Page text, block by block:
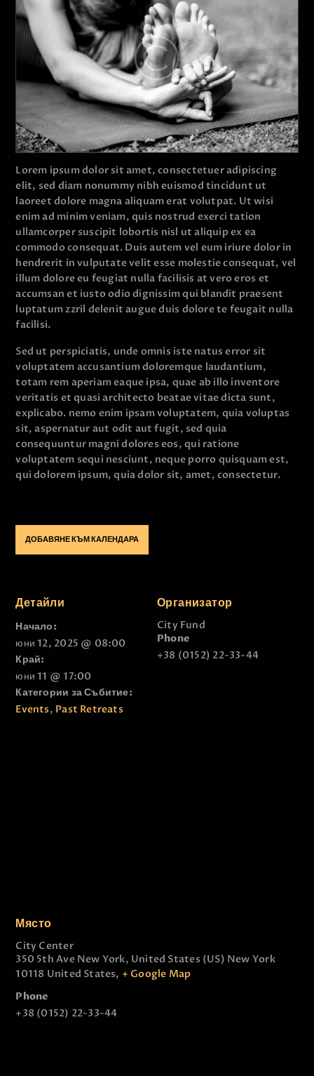
Lorem ipsum dolor sit amet, consectetuer adipiscing
elit, sed diam nonummy nibh euismod tincidunt ut
laoreet dolore magna aliquam erat volutpat. Ut wisi
enim ad minim veniam, quis nostrud exerci tation
ullamcorper suscipit lobortis nisl ut aliquip ex ea
commodo consequat. Duis autem vel eum iriure dolor in
hendrerit in vulputate velit esse molestie consequat, vel
illum dolore eu feugiat nulla facilisis at vero eros et
accumsan et iusto odio dignissim qui blandit praesent
luptatum zzril delenit augue duis dolore te feugait nulla
facilisi.
Sed ut perspiciatis, unde omnis iste natus error sit
voluptatem accusantium doloremque laudantium,
totam rem aperiam eaque ipsa, quae ab illo inventore
veritatis et quasi architecto beatae vitae dicta sunt,
explicabo. nemo enim ipsam voluptatem, quia voluptas
sit, aspernatur aut odit aut fugit, sed quia
consequuntur magni dolores eos, qui ratione
voluptatem sequi nesciunt, neque porro quisquam est,
qui dolorem ipsum, quia dolor sit, amet, consectetur.
ДОБАВЯНЕ КЪМ КАЛЕНДАРА
Детайли
Начало:
юни 12, 2025 @ 08:00
Край:
юни 11 @ 17:00
Категории за Събитие:
Events, Past Retreats
Организатор
City Fund
Phone
+38 (0152) 22-33-44
Място
City Center
350 5th Ave New York, United States (US) New York
10118 United States, + Google Map
Phone
+38 (0152) 22-33-44